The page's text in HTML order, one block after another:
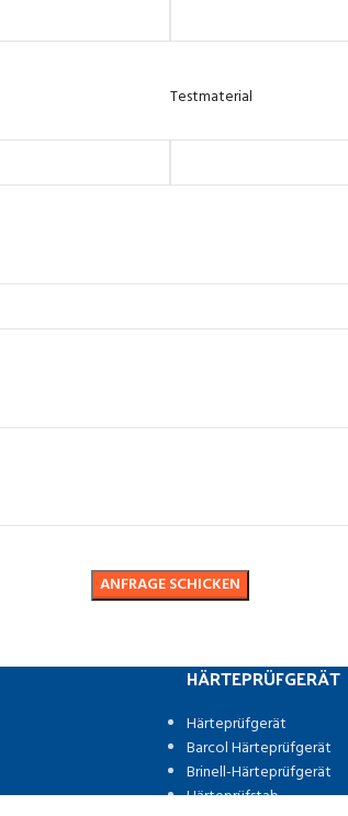
Testmaterial
HÄRTEPRÜFGERÄT
Härteprüfgerät
Barcol Härteprüfgerät
Brinell-Härteprüfgerät
Härteprüfstab